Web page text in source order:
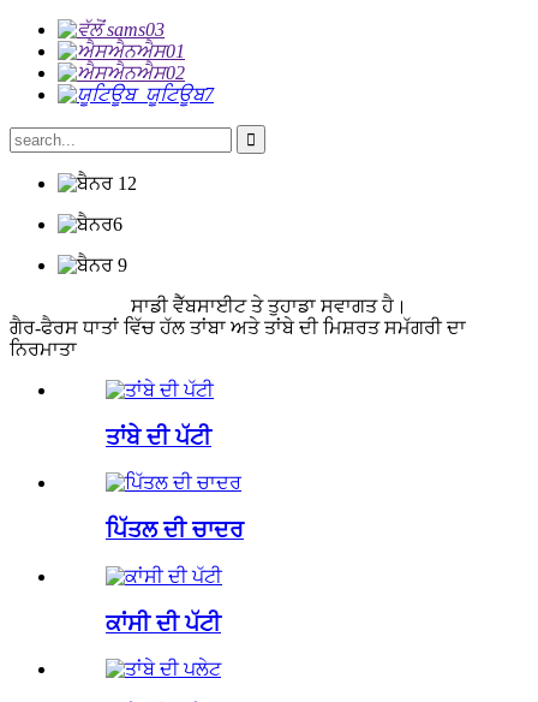
ਸਾਡੀ ਵੈੱਬਸਾਈਟ ਤੇ ਤੁਹਾਡਾ ਸਵਾਗਤ ਹੈ।
ਗੈਰ-ਫੈਰਸ ਧਾਤਾਂ ਵਿੱਚ ਹੱਲ ਤਾਂਬਾ ਅਤੇ ਤਾਂਬੇ ਦੀ ਮਿਸ਼ਰਤ ਸਮੱਗਰੀ ਦਾ
ਨਿਰਮਾਤਾ
ਤਾਂਬੇ ਦੀ ਪੱਟੀ
ਪਿੱਤਲ ਦੀ ਚਾਦਰ
ਕਾਂਸੀ ਦੀ ਪੱਟੀ